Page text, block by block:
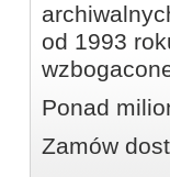
od 1993
Ponad
Zamów